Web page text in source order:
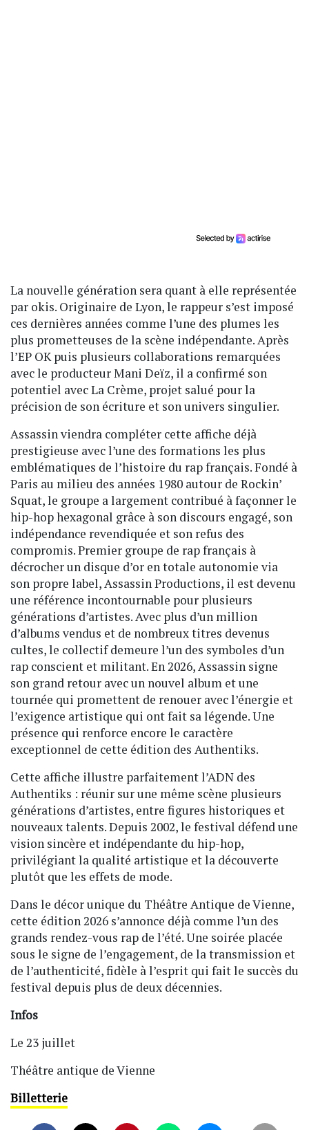
La nouvelle génération sera quant à elle représentée
par okis. Originaire de Lyon, le rappeur s’est imposé
ces dernières années comme l’une des plumes les
plus prometteuses de la scène indépendante. Après
l’EP OK puis plusieurs collaborations remarquées
avec le producteur Mani Deïz, il a confirmé son
potentiel avec La Crème, projet salué pour la
précision de son écriture et son univers singulier.
Assassin viendra compléter cette affiche déjà
prestigieuse avec l’une des formations les plus
emblématiques de l’histoire du rap français. Fondé à
Paris au milieu des années 1980 autour de Rockin’
Squat, le groupe a largement contribué à façonner le
hip-hop hexagonal grâce à son discours engagé, son
indépendance revendiquée et son refus des
compromis. Premier groupe de rap français à
décrocher un disque d’or en totale autonomie via
son propre label, Assassin Productions, il est devenu
une référence incontournable pour plusieurs
générations d’artistes. Avec plus d’un million
d’albums vendus et de nombreux titres devenus
cultes, le collectif demeure l’un des symboles d’un
rap conscient et militant. En 2026, Assassin signe
son grand retour avec un nouvel album et une
tournée qui promettent de renouer avec l’énergie et
l’exigence artistique qui ont fait sa légende. Une
présence qui renforce encore le caractère
exceptionnel de cette édition des Authentiks.
Cette affiche illustre parfaitement l’ADN des
Authentiks : réunir sur une même scène plusieurs
générations d’artistes, entre figures historiques et
nouveaux talents. Depuis 2002, le festival défend une
vision sincère et indépendante du hip-hop,
privilégiant la qualité artistique et la découverte
plutôt que les effets de mode.
Dans le décor unique du Théâtre Antique de Vienne,
cette édition 2026 s’annonce déjà comme l’un des
grands rendez-vous rap de l’été. Une soirée placée
sous le signe de l’engagement, de la transmission et
de l’authenticité, fidèle à l’esprit qui fait le succès du
festival depuis plus de deux décennies.
Infos
Le 23 juillet
Théâtre antique de Vienne
Billetterie